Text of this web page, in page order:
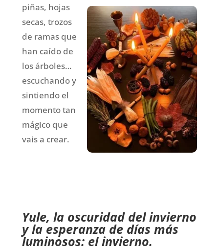
piñas, hojas
secas, trozos
de ramas que
han caído de
los árboles…
escuchando y
sintiendo el
momento tan
mágico que
vais a crear.
Yule, la oscuridad del invierno
y la esperanza de días más
luminosos: el invierno.